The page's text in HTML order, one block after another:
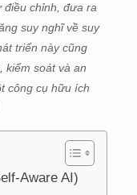
điều chỉnh, đưa ra
suy nghĩ về suy
triển này cũng
kiểm soát và an
công cụ hữu ích
Aware AI)